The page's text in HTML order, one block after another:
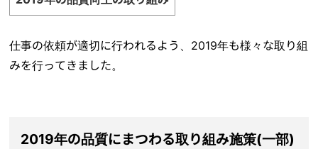
仕事の依頼が適切に行われるよう、2019年も様々な取り組
みを行ってきました。
2019年の品質にまつわる取り組み施策(一部)